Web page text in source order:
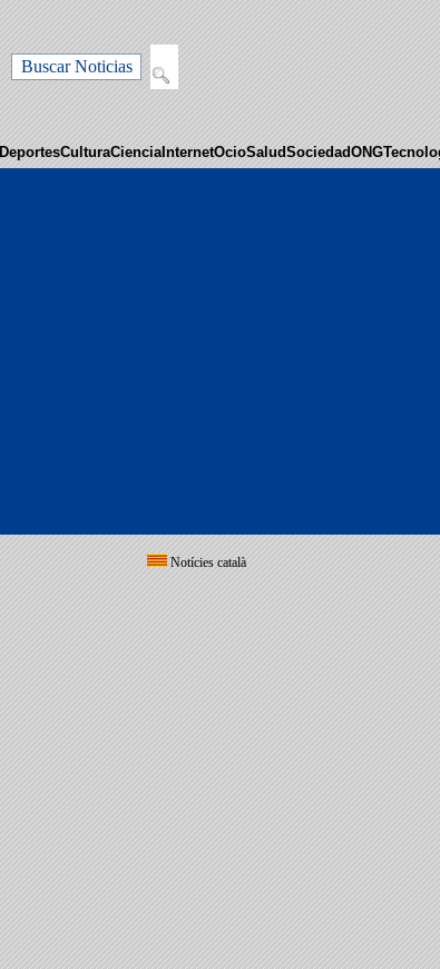
Buscar Noticias
DeportesCulturaCienciaInternetOcioSaludSociedadONG
Notícies català